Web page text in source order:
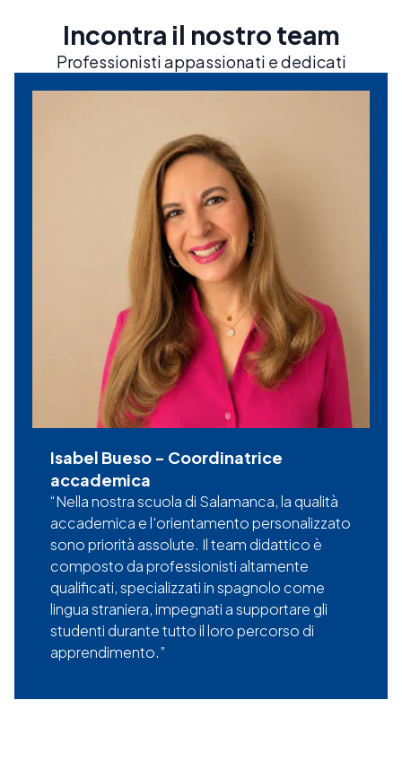
Incontra il nostro team
Professionisti appassionati e dedicati
Isabel Bueso - Coordinatrice
accademica
Nella nostra scuola di Salamanca, la qualità
accademica e l'orientamento personalizzato
sono priorità assolute. Il team didattico è
composto da professionisti altamente
qualificati, specializzati in spagnolo come
lingua straniera, impegnati a supportare gli
studenti durante tutto il loro percorso di
apprendimento.